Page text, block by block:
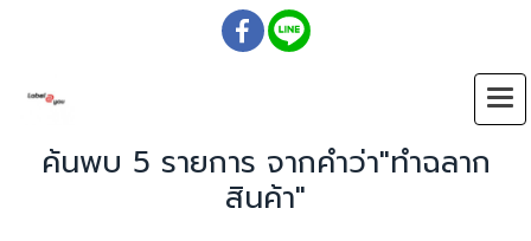
ค้นพบ 5 รายการ จากคำว่า"ทำฉลาก
สินค้า"